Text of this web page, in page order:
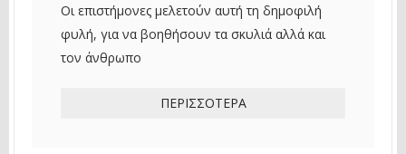
Οι επιστήμονες μελετούν αυτή τη δημοφιλή
φυλή, για να βοηθήσουν τα σκυλιά αλλά και
τον άνθρωπο
ΠΕΡΙΣΣΌΤΕΡΑ